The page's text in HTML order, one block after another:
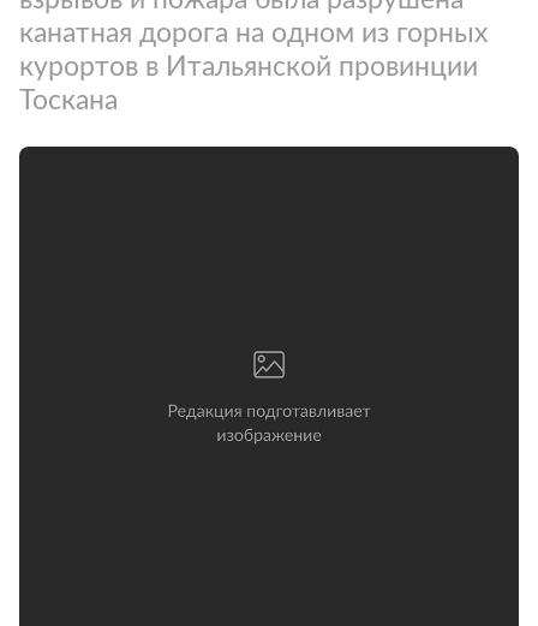
канатная дорога на одном из горных
курортов в Итальянской провинции
Тоскана